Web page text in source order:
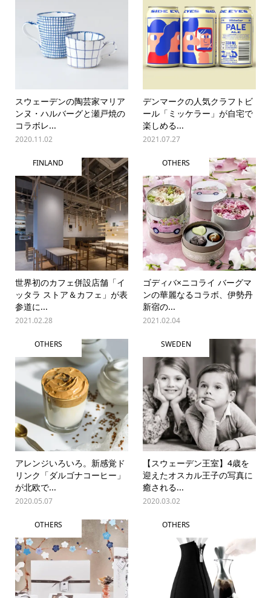
スウェーデンの陶芸家マリア
ンヌ・ハルバーグと瀬戸焼の
コラボレ...
2020.11.02
デンマークの人気クラフトビ
ール「ミッケラー」が自宅で
楽しめる...
2021.07.27
FINLAND
世界初のカフェ併設店舗「イ
ッタラ ストア＆カフェ」が表
参道に...
2021.02.28
OTHERS
ゴディバ×ニコライ バーグマ
ンの華麗なるコラボ、伊勢丹
新宿の...
2021.02.04
OTHERS
アレンジいろいろ。新感覚ド
リンク「ダルゴナコーヒー」
が北欧で...
2020.05.07
SWEDEN
【スウェーデン王室】4歳を
迎えたオスカル王子の写真に
癒される...
2020.03.02
OTHERS OTHERS